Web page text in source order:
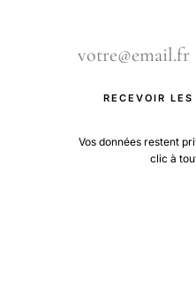
RECEVOIR
Vos données restent
clic à